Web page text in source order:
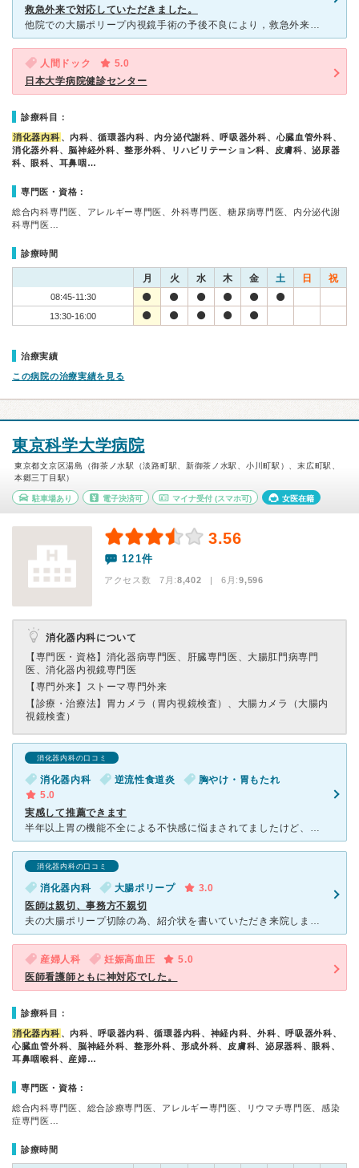
救急外来で対応していただきました。
他院での大腸ポリープ内視鏡手術の予後不良により，救急外来にて当日のうちに止血手術をしてもらいました。大量の下血が止まらず，複数の病院に受診を断られた中でとても助かりました。 大学病院だけあって看護師
人間ドック
5.0
日本大学病院健診センター
診療科目：
消化器内科 、内科、循環器内科、内分泌代謝科、呼吸器外科、心臓血管外科、
消化器外科、脳神経外科、整形外科、リハビリテーション科、皮膚科、泌尿器
科、眼科、耳鼻咽…
専門医・資格：
総合内科専門医、アレルギー専門医、外科専門医、糖尿病専門医、内分泌代謝
科専門医…
診療時間
月 火 水 木 金 土 日 祝
08:45-11:30
13:30-16:00
治療実績
この病院の治療実績を見る
東京科学大学病院
東京都文京区湯島（御茶ノ水駅（淡路町駅、新御茶ノ水駅、小川町駅）、末広町駅、
本郷三丁目駅）
駐車場あり 電子決済可 マイナ受付 (スマホ可) 女医在籍
3.56
121件
アクセス数 7月:8,402 | 6月:9,596
消化器内科について
【専門医・資格】 消化器病専門医、肝臓専門医、大腸肛門病専門
医、消化器内視鏡専門医
【専門外来】 ストーマ専門外来
【診療・治療法】 胃カメラ（胃内視鏡検査）、大腸カメラ（大腸内
視鏡検査）
消化器内科の口コミ
消化器内科 逆流性食道炎
胸やけ・胃もたれ
5.0
実感して推薦できます
半年以上胃の機能不全による不快感に悩まされてましたけど、ここの消化器内科は丁寧な問診に加え、最新の(昨年3月に出た)薬を処方してくださいました。実は2年前にも同じ病院に別の医師に大腸の内視鏡検査をして
消化器内科の口コミ
消化器内科 大腸ポリープ
3.0
医師は親切、事務方不親切
夫の大腸ポリープ切除の為、紹介状を書いていただき来院しました。 初診の時は感じませんでしたが、検査結果を聞くために来院した再診でとても嫌な思いをしました。 証明書を発行していただきたく、どのよ
産婦人科 妊娠高血圧
5.0
医師看護師ともに神対応でした。
診療科目：
消化器内科 、内科、呼吸器内科、循環器内科、神経内科、外科、呼吸器外科、
心臓血管外科、脳神経外科、整形外科、形成外科、皮膚科、泌尿器科、眼科、
耳鼻咽喉科、産婦…
専門医・資格：
総合内科専門医、総合診療専門医、アレルギー専門医、リウマチ専門医、感染
症専門医…
診療時間